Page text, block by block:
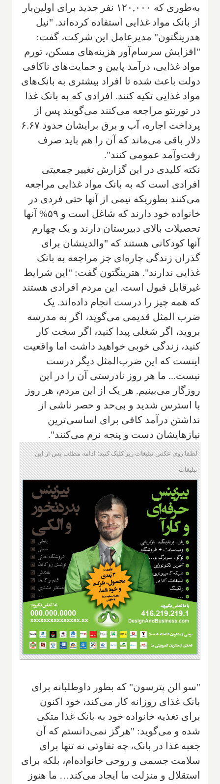
به‌طوری که ۱۲۰,۰۰۰ نفر جدید برای اولین‌بار
از بانک مواد غذایی استفاده کرده‌اند. "نیل
هدرینگتون" مدیرعامل این شرکت، گفت:
"افزایش سرسام‌آور هزینه‌های مسکن، تورم
مواد غذایی، درآمد پایین و حمایت‌های ناکافی
دولت باعث شده تا افراد بیشتری به بانک‌های
مواد غذایی تکیه کنند. افرادی که به بانک غذا
در تورنتو مراجعه می‌کنند می‌گویند پس از
پرداخت اجاره، آب و برق برایشان حدود ۶.۶۷
دلار باقی می‌ماند که آن را هم باید صرف
رفت‌وآمد عمومی کنند".
نکته کلیدی در این گزارش تغییر جمعیتی
افرادی است که به بانک مواد غذایی مراجعه
می‌کنند بطوریکه نیمی از آنها حتی فردی در
خانواده خود دارند که شاغل است و ۵۹% آنها
تحصیلات بالای دبیرستان دارند و یک چهارم
آنها کودکانی هستند که "والدینشان برای
گذران زندگی چاره‌ای جز مراجعه به بانک
غذایی ندارند". هترینگتون گفت: "این شرایط
غیرقابل قبول است. این مردم افرادی هستند
که همه چیز را درست انجام داده‌اند. یک
ضرب المثل قدیمی می‌گوید، اگر به مدرسه
بروید، اگر شغلی پیدا کنید، اگر سخت کار
کنید، زندگی خوبی خواهید داشت اما واقعیت
اینست که این ضرب‌المثل دیگر درست
نیست... ما هر روز نادرستی آن را در این
روزگار می‌بینیم. هر یک از این مردم، هر روز
با استرس شدید و بی‌حد و حصر ناشی از
نداشتن درآمد کافی برای اساسی‌ترین
نیازهایشان دست و پنجه نرم می‌کنند".
لطفا روی عکس تبلیغات زیر کلیک کنید؛ ادامه مطلب پس از این
تبلیغات
"سو الن پترسون" که بطور داوطلبانه برای
بانک غذای روزانه کار می‌کند، خود اکنون
برای تغذیه خانواده خود به بانک غذا متکی
شده و می‌گوید: "هرگز نمی‌دانستم که آن
جعبه غذا در بانک، چه تفاوتی نه تنها برای
سلامت جسمی و روحی خانواده‌ام، بلکه برای
استقلال و منزلت ما ایجاد می‌کند… ما هنوز